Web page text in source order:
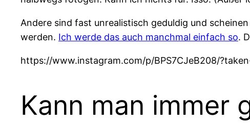
Andere sind fast unrealistisch geduldig und
werden. Ich werde das auch manchmal einfach so.
https://www.instagram.com/p/BPS7CJeB208/
Kann man immer